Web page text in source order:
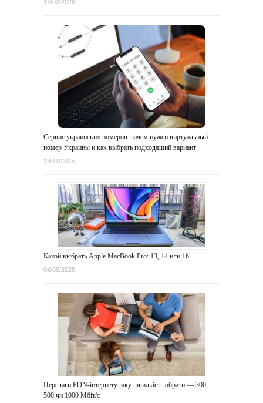
12/02/2026
Сервис украинских номеров: зачем нужен виртуальный
номер Украины и как выбрать подходящий вариант
18/11/2025
Какой выбрать Apple MacBook Pro: 13, 14 или 16
04/05/2025
Переваги PON-інтернету: яку швидкість обрати — 300,
500 чи 1000 Мбіт/с